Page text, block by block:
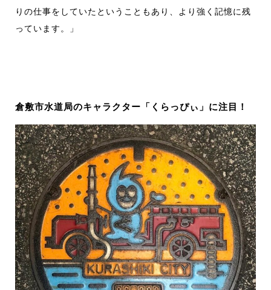
りの仕事をしていたということもあり、より強く記憶に残
っています。」
倉敷市水道局のキャラクター「くらっぴぃ」に注目！